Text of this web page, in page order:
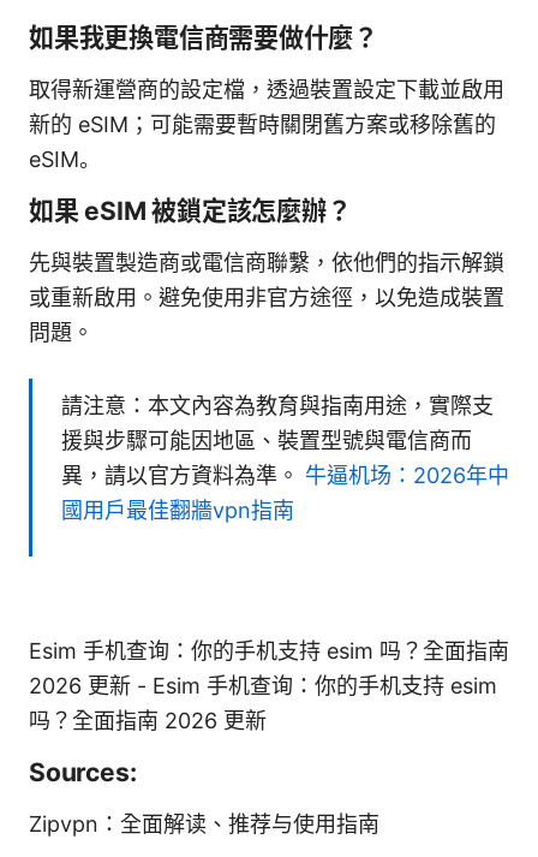
如果我更換電信商需要做什麼？
取得新運營商的設定檔，透過裝置設定下載並啟用
新的 eSIM；可能需要暫時關閉舊方案或移除舊的
eSIM。
如果 eSIM 被鎖定該怎麼辦？
先與裝置製造商或電信商聯繫，依他們的指示解鎖
或重新啟用。避免使用非官方途徑，以免造成裝置
問題。
請注意：本文內容為教育與指南用途，實際支
援與步驟可能因地區、裝置型號與電信商而
異，請以官方資料為準。 牛逼机场：2026年中
國用戶最佳翻牆vpn指南
Esim 手机查询：你的手机支持 esim 吗？全面指南
2026 更新 - Esim 手机查询：你的手机支持 esim
吗？全面指南 2026 更新
Sources:
Zipvpn：全面解读、推荐与使用指南